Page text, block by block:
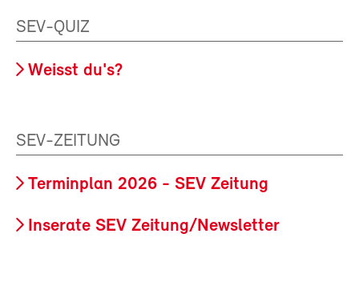
SEV-QUIZ
Weisst du's?
SEV-ZEITUNG
Terminplan 2026 - SEV Zeitung
Inserate SEV Zeitung/Newsletter